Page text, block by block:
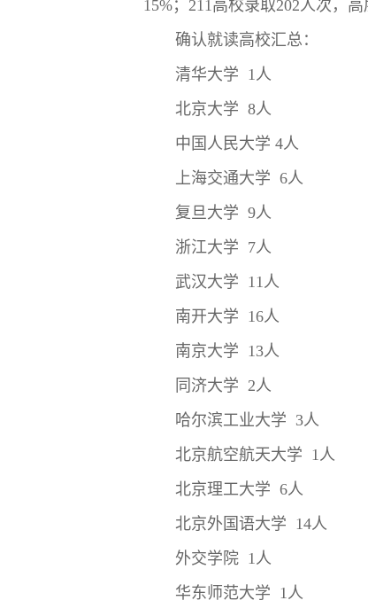
15%；211高校录取202人次，
确认就读高校汇总：
清华大学 1人
北京大学 8人
中国人民大学 4人
上海交通大学 6人
复旦大学 9人
浙江大学 7人
武汉大学 11人
南开大学 16人
南京大学 13人
同济大学 2人
哈尔滨工业大学 3人
北京航空航天大学 1人
北京理工大学 6人
北京外国语大学 14人
外交学院 1人
华东师范大学 1人